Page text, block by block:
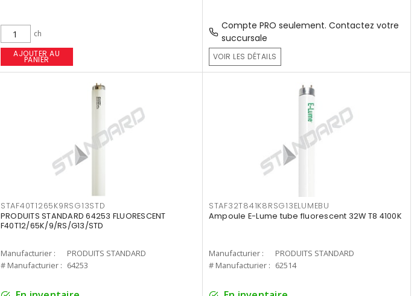
ch
AJOUTER AU
PANIER
Compte PRO seulement. Contactez votre
succursale
VOIR LES DÉTAILS
STAF40T1265K9RSG13STD
PRODUITS STANDARD 64253 FLUORESCENT
F40T12/65K/9/RS/G13/STD
Manufacturier :
PRODUITS STANDARD
# Manufacturier : 64253
STAF32T841K8RSG13ELUMEBU
Ampoule E-Lume tube fluorescent 32W T8 4100K
Manufacturier :
PRODUITS STANDARD
# Manufacturier : 62514